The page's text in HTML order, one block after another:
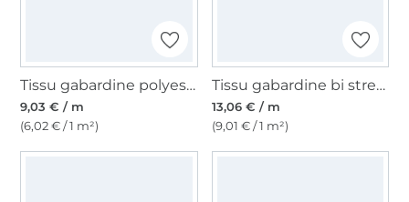
Tissu gabardine polyester, marine
9,03 € / m
(6,02 € / 1 m²)
Tissu gabardine bi stretch, crème
13,06 € / m
(9,01 € / 1 m²)